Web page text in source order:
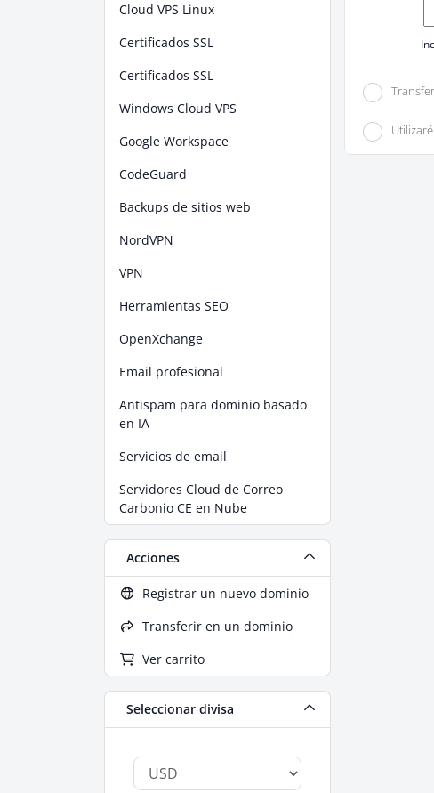
Cloud VPS Linux
Certificados SSL
Certificados SSL
Windows Cloud VPS
Google Workspace
CodeGuard
Backups de sitios web
NordVPN
VPN
Herramientas SEO
OpenXchange
Email profesional
Antispam para dominio basado
en IA
Servicios de email
Servidores Cloud de Correo
Carbonio CE en Nube
Acciones
Registrar un nuevo dominio
Transferir en un dominio
Ver carrito
Seleccionar divisa